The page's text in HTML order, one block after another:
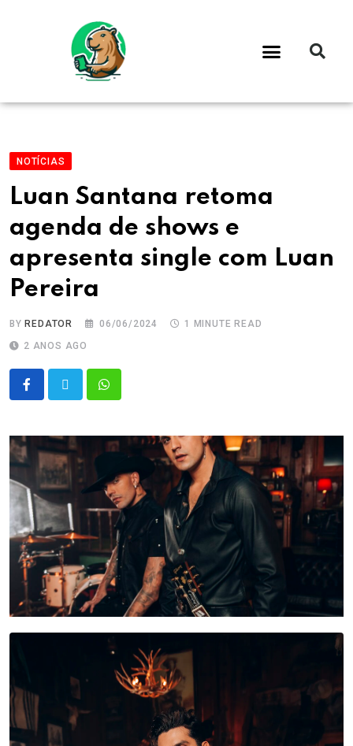
NOTÍCIAS
Luan Santana retoma
agenda de shows e
apresenta single com Luan
Pereira
BY REDATOR 06/06/2024
1 MINUTE READ
2 ANOS AGO